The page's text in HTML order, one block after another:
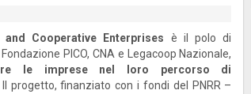
Cooperative Enterprises è il polo di
PICO, CNA e Legacoop Nazionale,
le imprese nel loro percorso di
Il progetto, finanziato con i fondi del PNRR –